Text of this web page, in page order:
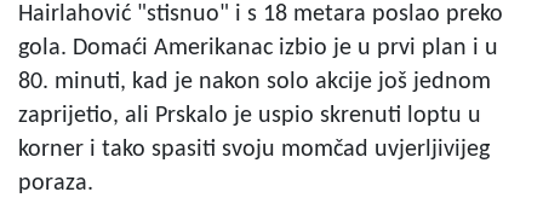
Hairlahović "stisnuo" i s 18 metara poslao preko
gola. Domaći Amerikanac izbio je u prvi plan i u
80. minuti, kad je nakon solo akcije još jednom
zaprijetio, ali Prskalo je uspio skrenuti loptu u
korner i tako spasiti svoju momčad uvjerljivijeg
poraza.